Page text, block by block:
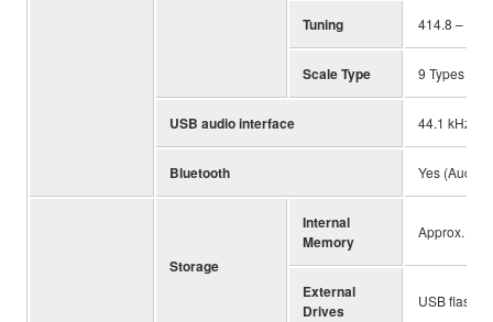
Tuning 414.8 –
Scale Type 9 Types
USB audio interface 44.1 kHz,
Bluetooth Yes (Audio)
Storage
Internal
Memory
Approx. 20
External
Drives
USB flash